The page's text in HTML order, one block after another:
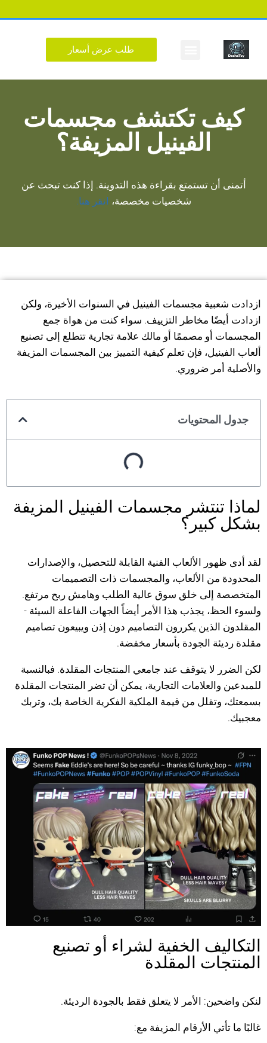
طلب عرض أسعار
كيف تكتشف مجسمات
الفينيل المزيفة؟
أتمنى أن تستمتع بقراءة هذه التدوينة. إذا كنت تبحث عن
شخصيات مخصصة، انقر هنا.
ازدادت شعبية مجسمات الفينيل في السنوات الأخيرة، ولكن
ازدادت أيضًا مخاطر التزييف. سواء كنت من هواة جمع
المجسمات أو مصممًا أو مالك علامة تجارية تتطلع إلى تصنيع
ألعاب الفينيل، فإن تعلم كيفية التمييز بين المجسمات المزيفة
والأصلية أمر ضروري.
جدول المحتويات
لماذا تنتشر مجسمات الفينيل المزيفة
بشكل كبير؟
لقد أدى ظهور الألعاب الفنية القابلة للتحصيل، والإصدارات
المحدودة من الألعاب، والمجسمات ذات التصميمات
المتخصصة إلى خلق سوق عالية الطلب وهامش ربح مرتفع.
ولسوء الحظ، يجذب هذا الأمر أيضاً الجهات الفاعلة السيئة -
المقلدون الذين يكررون التصاميم دون إذن ويبيعون تصاميم
مقلدة رديئة الجودة بأسعار مخفضة.
لكن الضرر لا يتوقف عند جامعي المنتجات المقلدة. فبالنسبة
للمبدعين والعلامات التجارية، يمكن أن تضر المنتجات المقلدة
بسمعتك، وتقلل من قيمة الملكية الفكرية الخاصة بك، وتربك
معجبيك.
التكاليف الخفية لشراء أو تصنيع
المنتجات المقلدة
لنكن واضحين: الأمر لا يتعلق فقط بالجودة الرديئة.
غالبًا ما تأتي الأرقام المزيفة مع: